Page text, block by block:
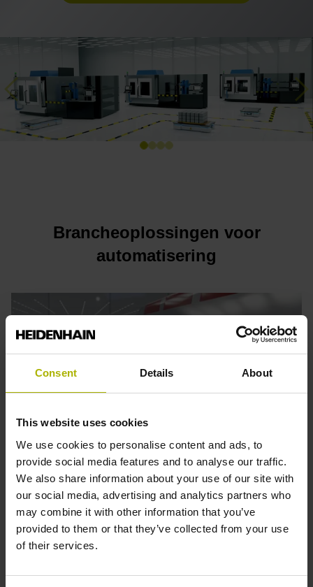
Consent Details About
This website uses cookies
We use cookies to personalise content and ads, to
provide social media features and to analyse our traffic.
We also share information about your use of our site with
our social media, advertising and analytics partners who
may combine it with other information that you’ve
provided to them or that they’ve collected from your use
of their services.
Previous
Brancheoplossingen voor
automatisering
Robotica
Motorencoders voor de klassieke robotica, Dual Encoder
en Secondary Encoder voor Advanced Robotic-